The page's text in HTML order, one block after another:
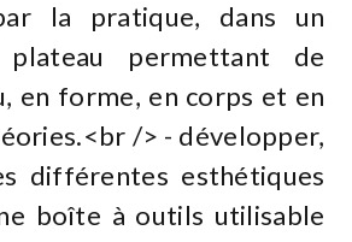
la pratique, dans un
plateau permettant de
en forme, en corps et en
/> - développer,
différentes esthétiques
boîte à outils utilisable